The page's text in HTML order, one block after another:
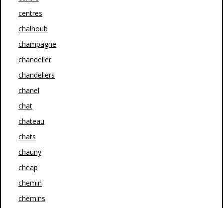
centres
chalhoub
champagne
chandelier
chandeliers
chanel
chat
chateau
chats
chauny
cheap
chemin
chemins